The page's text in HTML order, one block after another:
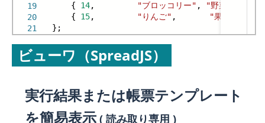
19
20
21
{ 14, "ブロッコリー" , "野菜"
{ 15, "りんご" , "果物"
};
ビューワ（SpreadJS）
実行結果または帳票テンプレート
を簡易表示 ( 読み取り専用 )